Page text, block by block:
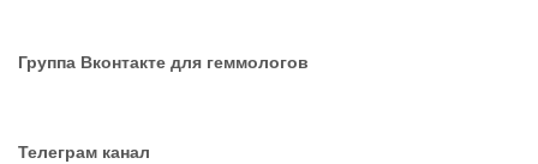
Группа Вконтакте для геммологов
Телеграм канал